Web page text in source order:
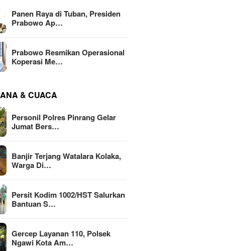
Panen Raya di Tuban, Presiden
Prabowo Ap…
Prabowo Resmikan Operasional
Koperasi Me…
& CUACA
Personil Polres Pinrang Gelar
Jumat Bers…
Banjir Terjang Watalara Kolaka,
Warga Di…
Persit Kodim 1002/HST Salurkan
Bantuan S…
Gercep Layanan 110, Polsek
Ngawi Kota Am…